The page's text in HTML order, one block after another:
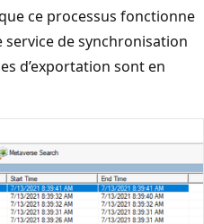
ce processus fonctionne
de synchronisation
d’exportation sont en